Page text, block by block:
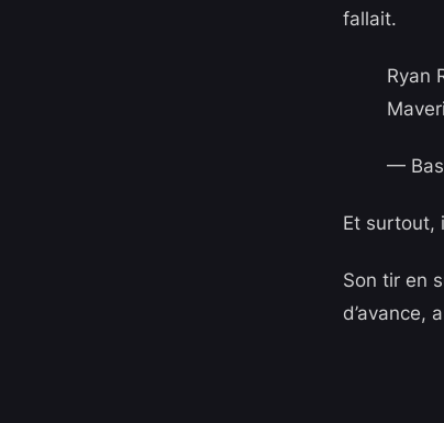
fallait.
Ryan
—
Et surtout,
Son tir en
d’avance,